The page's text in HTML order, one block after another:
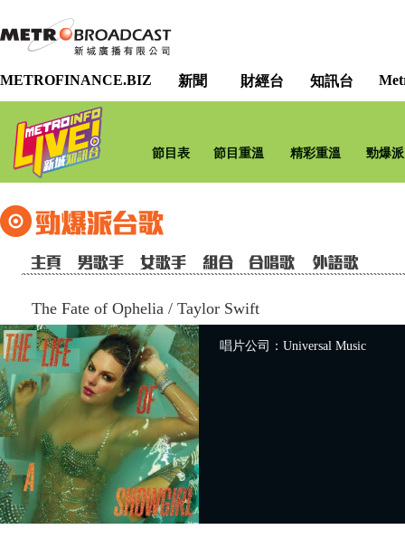
METROFINANCE.BIZ 新聞 財經台 知訊台
節目表 節目重溫 精彩重溫 勁爆
The Fate of Ophelia / Taylor Swift
唱片公司：Universal Music